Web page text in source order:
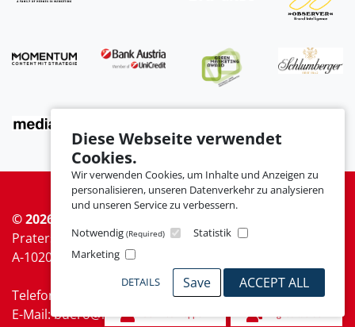
Diese Webseite verwendet
Cookies.
Wir verwenden Cookies, um Inhalte und Anzeigen zu
personalisieren, unseren Datenverkehr zu analysieren
und unseren Service zu verbessern.
Notwendig (Required)
Statistik
Marketing
DETAILS
Save ACCEPT ALL
© 2026 MARKETING CLUB ÖSTERREICH
Praterstraße 9/7
A-1020 Wien
Telefon: +43 676 911 43 22
E-Mail: buero@marketingclub.at